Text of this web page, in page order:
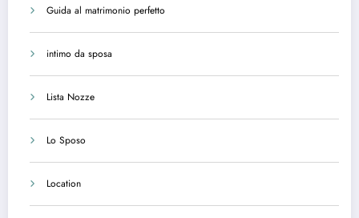
Guida al matrimonio perfetto
intimo da sposa
Lista Nozze
Lo Sposo
Location